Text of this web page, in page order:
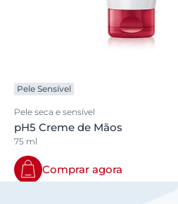
Pele Sensível
Pele seca e sensível
pH5 Creme de Mãos
75 ml
Comprar agora